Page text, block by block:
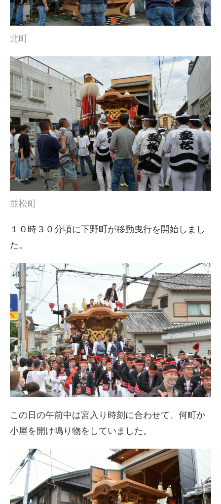
北町
並松町
１０時３０分頃に下野町が移動曳行を開始しまし
た。
この日の午前中は宮入り時刻に合わせて、何町か
小屋を開け鳴り物をしていました。